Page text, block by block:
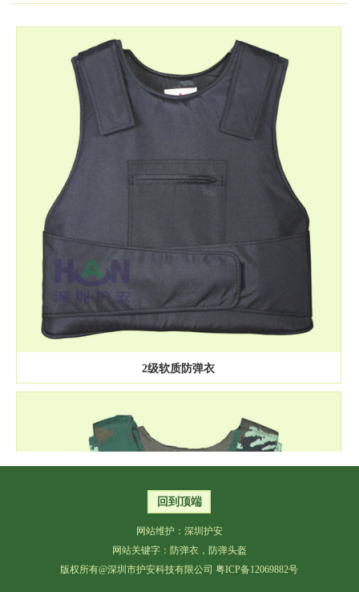
2级软质防弹衣
回到顶端
网站维护：深圳护安
网站关键字： 防弹衣， 防弹头盔
版权所有@深圳市护安科技有限公司粤ICP备12069882号